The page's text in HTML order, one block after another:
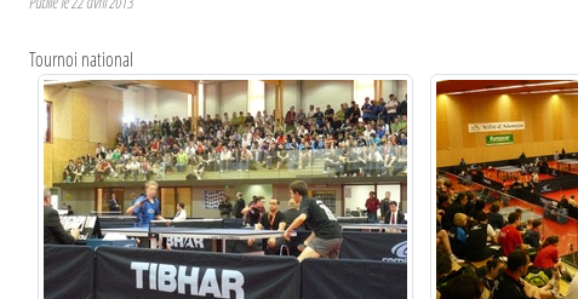
Tournoi national